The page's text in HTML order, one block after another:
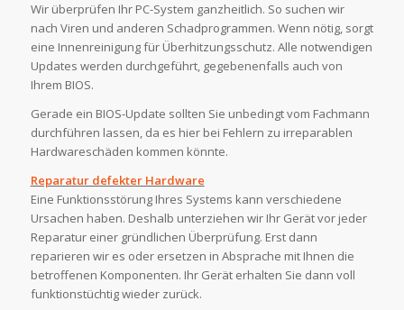
Wir überprüfen Ihr PC-System ganzheitlich. So suchen wir
nach Viren und anderen Schadprogrammen. Wenn nötig, sorgt
eine Innenreinigung für Überhitzungsschutz. Alle notwendigen
Updates werden durchgeführt, gegebenenfalls auch von
Ihrem BIOS.
Gerade ein BIOS-Update sollten Sie unbedingt vom Fachmann
durchführen lassen, da es hier bei Fehlern zu irreparablen
Hardwareschäden kommen könnte.
Reparatur defekter Hardware
Eine Funktionsstörung Ihres Systems kann verschiedene
Ursachen haben. Deshalb unterziehen wir Ihr Gerät vor jeder
Reparatur einer gründlichen Überprüfung. Erst dann
reparieren wir es oder ersetzen in Absprache mit Ihnen die
betroffenen Komponenten. Ihr Gerät erhalten Sie dann voll
funktionstüchtig wieder zurück.